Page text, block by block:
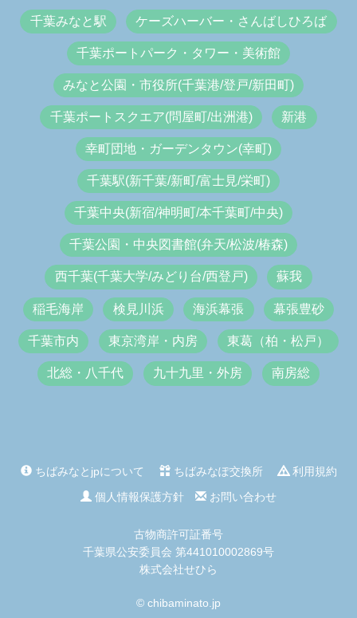
千葉みなと駅 ケーズハーバー・さんばしひろば
千葉ポートパーク・タワー・美術館
みなと公園・市役所(千葉港/登戸/新田町)
千葉ポートスクエア(問屋町/出洲港) 新港
幸町団地・ガーデンタウン(幸町)
千葉駅(新千葉/新町/富士見/栄町)
千葉中央(新宿/神明町/本千葉町/中央)
千葉公園・中央図書館(弁天/松波/椿森)
西千葉(千葉大学/みどり台/西登戸) 蘇我
稲毛海岸 検見川浜 海浜幕張 幕張豊砂
千葉市内 東京湾岸・内房 東葛（柏・松戸）
北総・八千代 九十九里・外房 南房総
ちばみなとjpについて ちばみなぽ交換所
利用規約
個人情報保護方針
お問い合わせ
古物商許可証番号
千葉県公安委員会 第441010002869号
株式会社せひら
© chibaminato.jp